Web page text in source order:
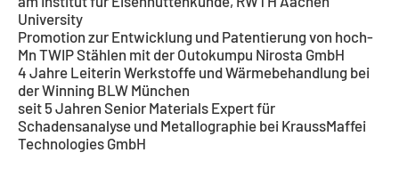
University
Promotion zur Entwicklung und Patentierung von hoch-
Mn TWIP Stählen mit der Outokumpu Nirosta GmbH
4 Jahre Leiterin Werkstoffe und Wärmebehandlung bei
der Winning BLW München
seit 5 Jahren Senior Materials Expert für
Schadensanalyse und Metallographie bei KraussMaffei
Technologies GmbH